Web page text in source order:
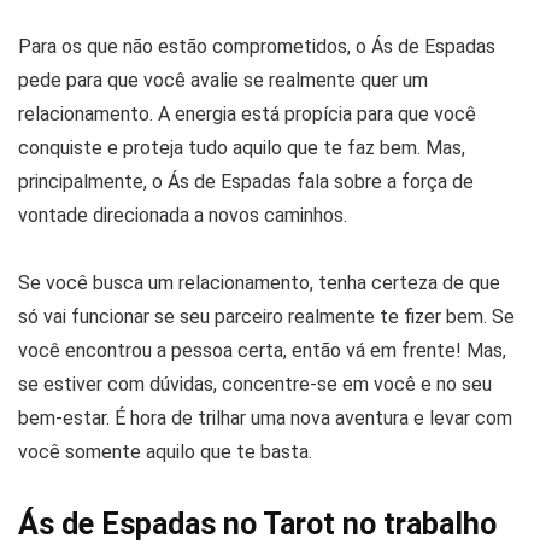
Para os que não estão comprometidos, o Ás de Espadas
pede para que você avalie se realmente quer um
relacionamento. A energia está propícia para que você
conquiste e proteja tudo aquilo que te faz bem. Mas,
principalmente, o Ás de Espadas fala sobre a força de
vontade direcionada a novos caminhos.
Se você busca um relacionamento, tenha certeza de que
só vai funcionar se seu parceiro realmente te fizer bem. Se
você encontrou a pessoa certa, então vá em frente! Mas,
se estiver com dúvidas, concentre-se em você e no seu
bem-estar. É hora de trilhar uma nova aventura e levar com
você somente aquilo que te basta.
Ás de Espadas no Tarot no trabalho